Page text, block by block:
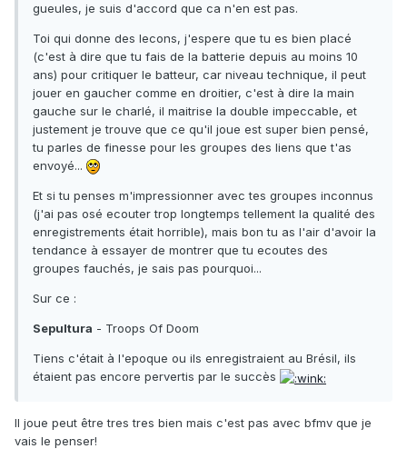
gueules, je suis d'accord que ca n'en est pas.
Toi qui donne des lecons, j'espere que tu es bien placé
(c'est à dire que tu fais de la batterie depuis au moins 10
ans) pour critiquer le batteur, car niveau technique, il peut
jouer en gaucher comme en droitier, c'est à dire la main
gauche sur le charlé, il maitrise la double impeccable, et
justement je trouve que ce qu'il joue est super bien pensé,
tu parles de finesse pour les groupes des liens que t'as
envoyé...
Et si tu penses m'impressionner avec tes groupes inconnus
(j'ai pas osé ecouter trop longtemps tellement la qualité des
enregistrements était horrible), mais bon tu as l'air d'avoir la
tendance à essayer de montrer que tu ecoutes des
groupes fauchés, je sais pas pourquoi...
Sur ce :
Sepultura - Troops Of Doom
Tiens c'était à l'epoque ou ils enregistraient au Brésil, ils
étaient pas encore pervertis par le succès
Il joue peut être tres tres bien mais c'est pas avec bfmv que je
vais le penser!